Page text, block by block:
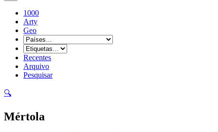
1000
Arty
Geo
Recentes
Arquivo
Pesquisar
🔍
Mértola